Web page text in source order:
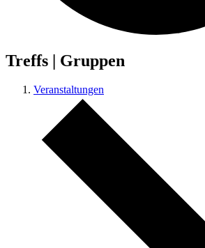
Treffs | Gruppen
Veranstaltungen